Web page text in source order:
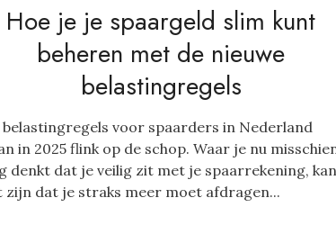
Hoe je je spaargeld slim kunt
beheren met de nieuwe
belastingregels
belastingregels voor spaarders in Nederland
in 2025 flink op de schop. Waar je nu
denkt dat je veilig zit met je spaarrekening, kan
zijn dat je straks meer moet afdragen...